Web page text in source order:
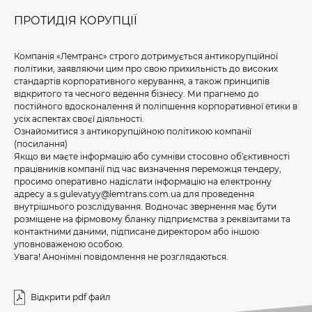
ПРОТИДІЯ КОРУПЦІЇ
Компанія «Лемтранс» строго дотримується антикорупційної
політики, заявляючи цим про свою прихильність до високих
стандартів корпоративного керування, а також принципів
відкритого та чесного ведення бізнесу. Ми прагнемо до
постійного вдосконалення й поліпшення корпоративної етики в
усіх аспектах своєї діяльності.
Ознайомитися з антикорупційною політикою компанії
(посилання)
Якщо ви маєте інформацію або сумніви стосовно об'єктивності
працівників компанії під час визначення переможця тендеру,
просимо оперативно надіслати інформацію на електронну
адресу a.s.gulevatyy@lemtrans.com.ua для проведення
внутрішнього розслідування. Водночас звернення має бути
розміщене на фірмовому бланку підприємства з реквізитами та
контактними даними, підписане директором або іншою
уповноваженою особою.
Увага! Анонімні повідомлення не розглядаються.
Відкрити pdf файл